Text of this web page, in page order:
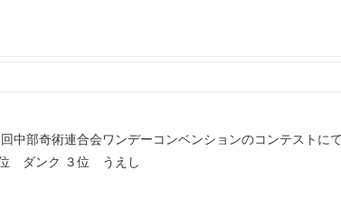
中部奇術連合会ワンデーコンベンションのコンテストに
ダンク ３位 うえし